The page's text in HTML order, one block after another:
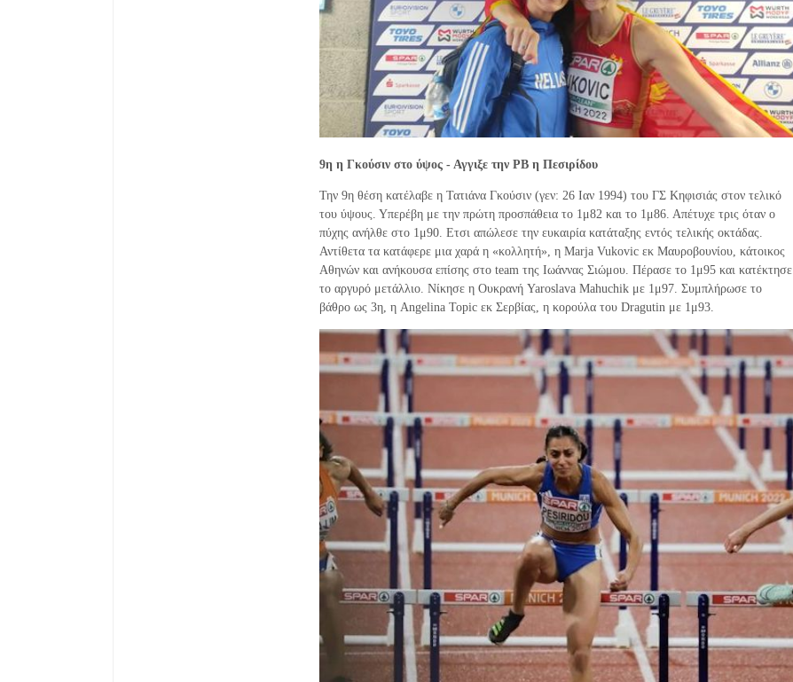
9η η Γκούσιν στο ύψος - Αγγιξε την ΡΒ η Πεσιρίδου
Την 9η θέση κατέλαβε η Τατιάνα Γκούσιν (γεν: 26 Ιαν 1994) του ΓΣ Κηφισιάς στον τελικό
του ύψους. Υπερέβη με την πρώτη προσπάθεια το 1μ82 και το 1μ86. Απέτυχε τρις όταν ο
πύχης ανήλθε στο 1μ90. Ετσι απώλεσε την ευκαιρία κατάταξης εντός τελικής οκτάδας.
Αντίθετα τα κατάφερε μια χαρά η «κολλητή», η Marja Vukovic εκ Μαυροβουνίου, κάτοικος
Αθηνών και ανήκουσα επίσης στο team της Ιωάννας Σιώμου. Πέρασε το 1μ95 και κατέκτησε
το αργυρό μετάλλιο. Νίκησε η Ουκρανή Yaroslava Mahuchik με 1μ97. Συμπλήρωσε το
βάθρο ως 3η, η Angelina Topic εκ Σερβίας, η κορούλα του Dragutin με 1μ93.